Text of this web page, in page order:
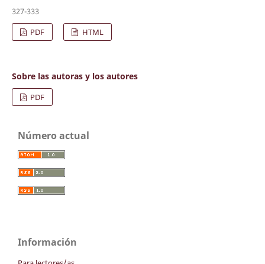
327-333
PDF
HTML
Sobre las autoras y los autores
PDF
Número actual
Información